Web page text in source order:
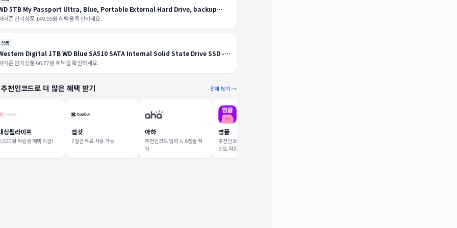
5TB My Passport Ultra, Blue, Portable External Hard Drive, backup
with defense against ransomware, and password protection,
마존 인기상품 149.99원 혜택을 확인하세요.
상품
Digital 1TB WD Blue SA510 SATA Internal Solid State Drive SSD -
III 6 Gb/s, 2.5"/7mm, Up to 560 MB/s - WDS100T3B0A
마존 인기상품 66.77원 혜택을 확인하세요.
천인코드로 더 많은 혜택 받기 전체 보기 →
상웰라이프
원 적립금 혜택 지급!
캡컷
7일간 무료 사용 가능
아하
추천인코드 입력 시 6캡슐 적
립
영끌
추천인코드 입력 시 1,000 포
인트 적립